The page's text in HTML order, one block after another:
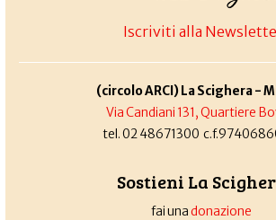
Iscriviti alla
(circolo ARCI) La Scighera -
Via Candiani 131, Quartiere
tel. 02 48671300
Sostieni La
fai unadonazione